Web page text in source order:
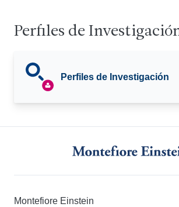
Perfiles de
Perfiles de Investigación
Montefiore Einstein